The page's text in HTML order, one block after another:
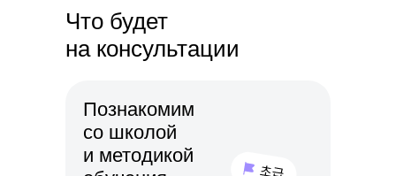
Что будет
на консультации
Познакомим
со школой
и методикой